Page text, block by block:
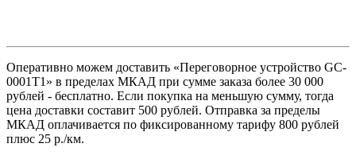
Оперативно можем доставить «Переговорное устройство GC-
0001T1» в пределах МКАД при сумме заказа более 30 000
рублей - бесплатно. Если покупка на меньшую сумму, тогда
цена доставки составит 500 рублей. Отправка за пределы
МКАД оплачивается по фиксированному тарифу 800 рублей
плюс 25 р./км.